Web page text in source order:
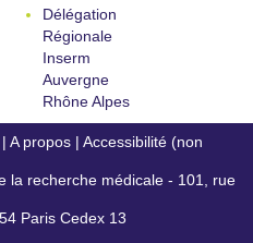
Délégation
Régionale
Inserm
Auvergne
Rhône Alpes
| A propos | Accessibilité (non
la recherche médicale - 101, rue
Paris Cedex 13